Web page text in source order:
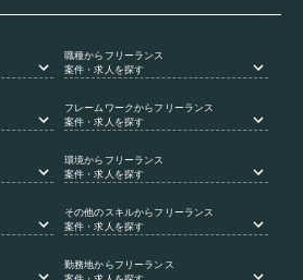
職種からフリーランス
案件・求人を探す
フレームワークからフリーランス
案件・求人を探す
環境からフリーランス
案件・求人を探す
その他のスキルからフリーランス
案件・求人を探す
勤務地からフリーランス